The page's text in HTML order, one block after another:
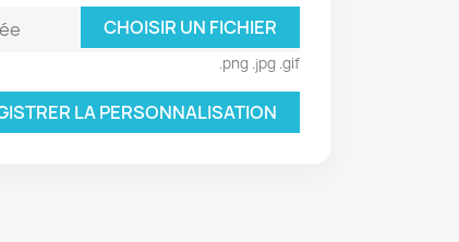
CHOISIR UN FICHIER
.png .jpg .gif
LA PERSONNALISATION